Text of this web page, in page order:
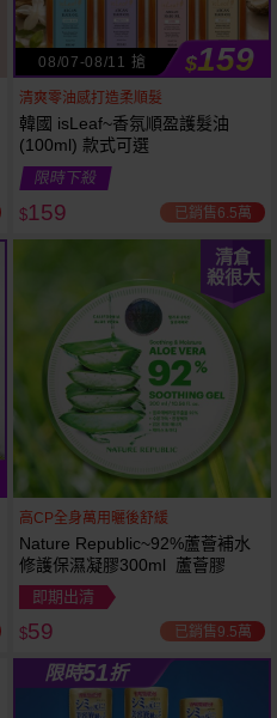
限時53折
08/07-08/11 搶 $159
清爽零油感打造柔順髮
韓國 isLeaf~香氛順盈護髮油
(100ml) 款式可選
限時下殺
$159 已銷售6.5萬
清倉
殺很大
高CP全身萬用曬後舒緩
Nature Republic~92%蘆薈補水
修護保濕凝膠300ml 蘆薈膠
即期出清
$59 已銷售9.5萬
限時51折